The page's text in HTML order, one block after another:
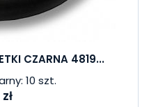
CZARNA 4819...
10 szt.